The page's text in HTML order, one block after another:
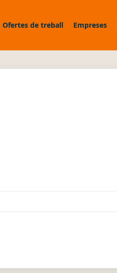
Ofertes de treball Empreses